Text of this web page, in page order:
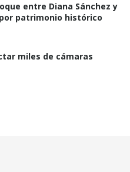
entre Diana Sánchez y
patrimonio histórico
miles de cámaras